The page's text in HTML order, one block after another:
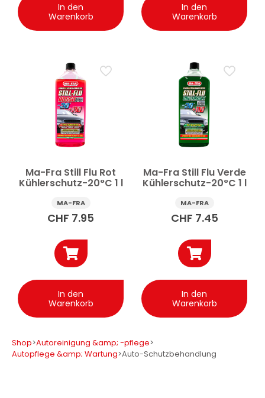
In den
Warenkorb
In den
Warenkorb
Ma-Fra Still Flu Rot
Kühlerschutz-20°C 1 l
MA-FRA
CHF 7.95
In den
Warenkorb
Ma-Fra Still Flu Verde
Kühlerschutz-20°C 1 l
MA-FRA
CHF 7.45
In den
Warenkorb
Shop>Autoreinigung &amp; -pflege>
Autopflege &amp; Wartung>Auto-Schutzbehandlung